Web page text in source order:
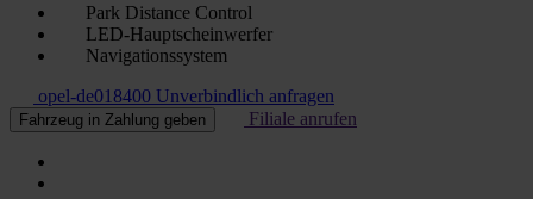
Park Distance Control
LED-Hauptscheinwerfer
Navigationssystem
opel-de018400 Unverbindlich anfragen
Fahrzeug in Zahlung geben Filiale anrufen